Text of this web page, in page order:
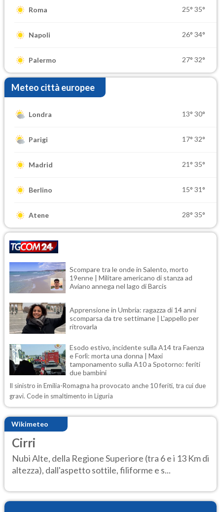
Roma 25° 35°
Napoli 26° 34°
Palermo 27° 32°
Meteo città europee
Londra 13° 30°
Parigi 17° 32°
Madrid 21° 35°
Berlino 15° 31°
Atene 28° 35°
Wikimeteo
Cirri
Nubi Alte, della Regione Superiore (tra 6 e i 13 Km di
altezza), dall'aspetto sottile, filiforme e s...
Scompare tra le onde in Salento, morto
19enne | Militare americano di stanza ad
Aviano annega nel lago di Barcis
Apprensione in Umbria: ragazza di 14 anni
scomparsa da tre settimane | L'appello per
ritrovarla
Esodo estivo, incidente sulla A14 tra Faenza
e Forlì: morta una donna | Maxi
tamponamento sulla A10 a Spotorno: feriti
due bambini
Il sinistro in Emilia-Romagna ha provocato anche 10 feriti, tra cui due
gravi. Code in smaltimento in Liguria